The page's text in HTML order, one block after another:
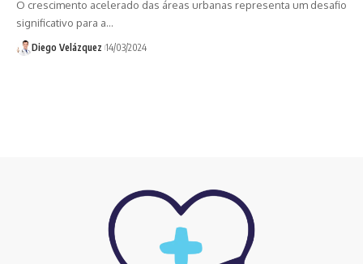
O crescimento acelerado das áreas urbanas representa um desafio
significativo para a…
Diego Velázquez 14/03/2024